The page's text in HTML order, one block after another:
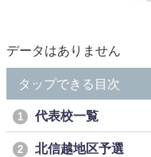
データはありません
タップできる目次
1 代表校一覧
2 北信越地区予選